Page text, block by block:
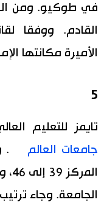
في طوكيو. ومن
القادم. ووفقا
الأميرة مكانتها
5
تايمز للتعليم
جامعات العالم
.
الجامعة. وجاء